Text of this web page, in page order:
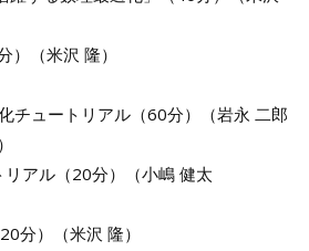
）（米沢 隆）
チュートリアル（60分）（岩永 二郎
アル（20分）（小嶋 健太
分）（米沢 隆）